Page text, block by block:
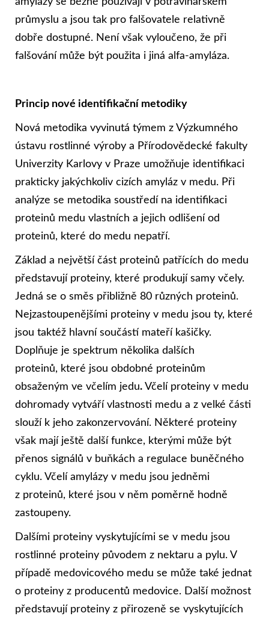
průmyslu a jsou tak pro falšovatele relativně
dobře dostupné. Není však vyloučeno, že při
falšování může být použita i jiná alfa-amyláza.
Princip nové identifikační metodiky
Nová metodika vyvinutá týmem z Výzkumného
ústavu rostlinné výroby a Přírodovědecké fakulty
Univerzity Karlovy v Praze umožňuje identifikaci
prakticky jakýchkoliv cizích amyláz v medu. Při
analýze se metodika soustředí na identifikaci
proteinů medu vlastních a jejich odlišení od
proteinů, které do medu nepatří.
Základ a největší část proteinů patřících do medu
představují proteiny, které produkují samy včely.
Jedná se o směs přibližně 80 různých proteinů.
Nejzastoupenějšími proteiny v medu jsou ty, které
jsou taktéž hlavní součástí mateří kašičky.
Doplňuje je spektrum několika dalších
proteinů, které jsou obdobné proteinům
obsaženým ve včelím jedu. Včelí proteiny v medu
dohromady vytváří vlastnosti medu a z velké části
slouží k jeho zakonzervování. Některé proteiny
však mají ještě další funkce, kterými může být
přenos signálů v buňkách a regulace buněčného
cyklu. Včelí amylázy v medu jsou jedněmi
z proteinů, které jsou v něm poměrně hodně
zastoupeny.
Dalšími proteiny vyskytujícími se v medu jsou
rostlinné proteiny původem z nektaru a pylu. V
případě medovicového medu se může také jednat
o proteiny z producentů medovice. Další možnost
představují proteiny z přirozeně se vyskytujících